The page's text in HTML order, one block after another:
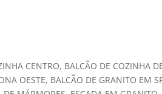
CENTRO, BALCÃO DE COZINHA
OESTE, BALCÃO DE GRANITO EM